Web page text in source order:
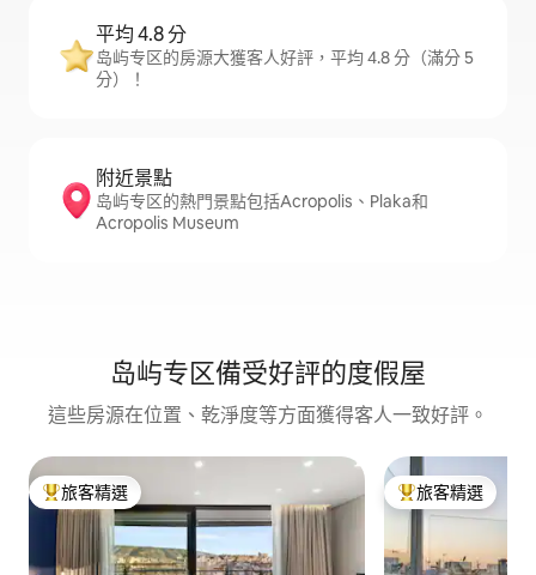
平均 4.8 分
岛屿专区的房源大獲客人好評，平均 4.8 分（滿分 5
分）！
附近景點
岛屿专区的熱門景點包括Acropolis、Plaka和
Acropolis Museum
岛屿专区備受好評的度假屋
這些房源在位置、乾淨度等方面獲得客人一致好評。
旅客精選榜首
旅客精選 旅客精選榜首
旅客精選